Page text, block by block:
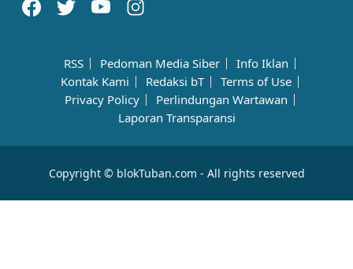
RSS Pedoman Media Siber
Info Iklan
Kontak Kami
Redaksi bT
Terms of Use
Privacy Policy
Perlindungan Wartawan
Laporan Transparansi
Copyright © blokTuban.com - All rights reserved